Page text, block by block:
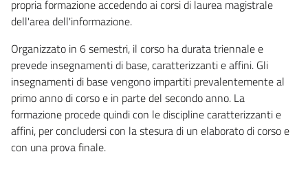
propria formazione accedendo ai corsi di laurea magistrale
dell'area dell'informazione.
Organizzato in 6 semestri, il corso ha durata triennale e
prevede insegnamenti di base, caratterizzanti e affini. Gli
insegnamenti di base vengono impartiti prevalentemente al
primo anno di corso e in parte del secondo anno. La
formazione procede quindi con le discipline caratterizzanti e
affini, per concludersi con la stesura di un elaborato di corso e
con una prova finale.